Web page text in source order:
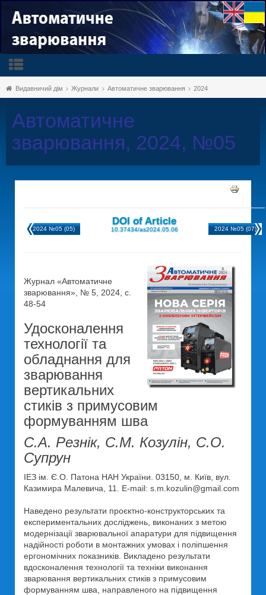
Видавничий дім Журнали Автоматичне зварювання 2024
Автоматичне
зварювання, 2024, №05
2024 №05 (05)
DOI of Article
10.37434/as2024.05.06 2024 №05 (07)
Журнал «Автоматичне
зварювання», № 5, 2024, с.
48-54
Удосконалення
технології та
обладнання для
зварювання
вертикальних
стиків з примусовим
формуванням шва
С.А. Резнік, С.М. Козулін, С.О.
Супрун
ІЕЗ ім. Є.О. Патона НАН України. 03150, м. Київ, вул.
Казимира Малевича, 11. E-mail: s.m.kozulin@gmail.com
Наведено результати проєктно-конструкторських та
експериментальних досліджень, виконаних з метою
модернізації зварювальної апаратури для підвищення
надійності роботи в монтажних умовах і поліпшення
ергономічних показників. Викладено результати
вдосконалення технології та техніки виконання
зварювання вертикальних стиків з примусовим
формуванням шва, направленого на підвищення